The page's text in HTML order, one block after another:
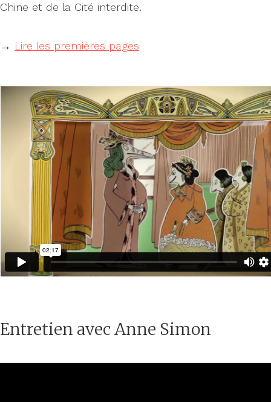
Chine et de la Cité interdite.
→ Lire les premières pages
Entretien avec Anne Simon